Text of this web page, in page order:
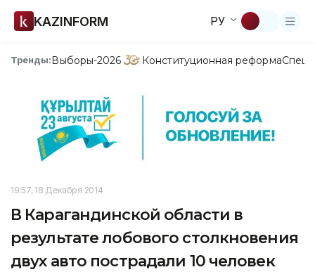
KAZINFORM РУ
Тренды:Выборы-2026 Конституционная реформа
19:57, 18 Декабря 2014
В Карагандинской области в
результате лобового столкновения
двух авто пострадали 10 человек